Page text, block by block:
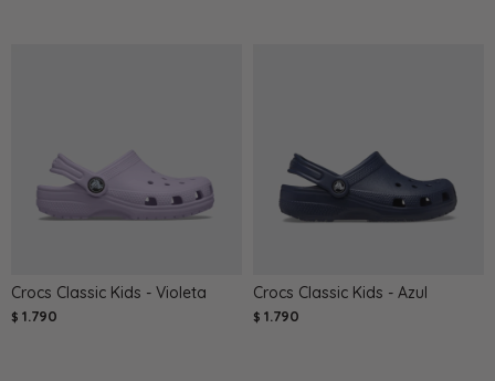
Crocs Classic Kids - Violeta
$ 1.790
Crocs Classic Kids - Azul
$ 1.790